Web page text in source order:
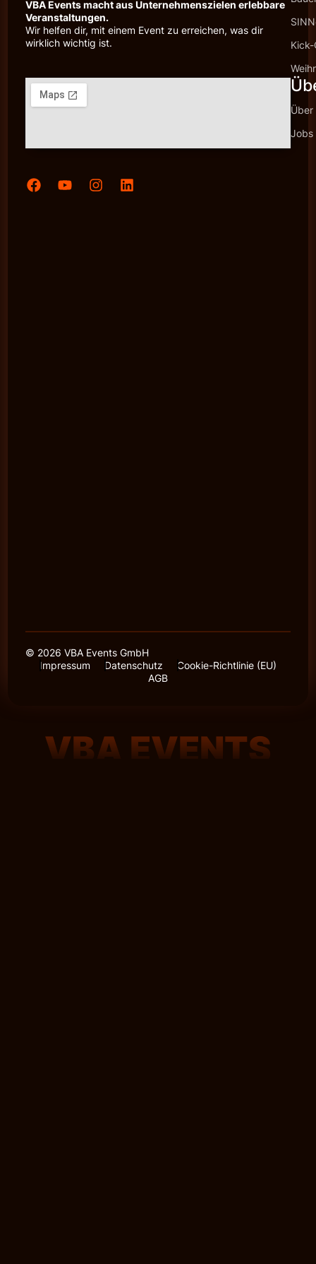
VBA Events macht aus Unternehmenszielen erlebbare
Veranstaltungen.
Wir helfen dir, mit einem Event zu erreichen, was dir
wirklich wichtig ist.
Über
Jobs
© 2026 VBA Events GmbH
Impressum
Datenschutz
Cookie-Richtlinie (EU)
AGB
VBA EVENTS